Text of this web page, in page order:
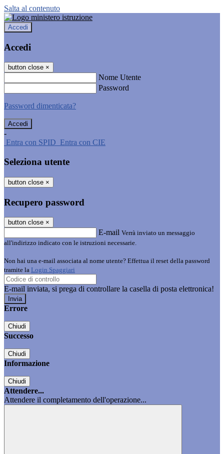
Salta al contenuto
Accedi
Accedi
button close ×
Nome Utente
Password
Password dimenticata?
-
Entra con SPID Entra con CIE
Seleziona utente
button close ×
Recupero password
button close ×
E-mail Verrà inviato un messaggio
all'indirizzo indicato con le istruzioni necessarie.
Non hai una e-mail associata al nome utente? Effettua il reset della password
tramite la Login Spaggiari
E-mail inviata, si prega di controllare la casella di posta elettronica!
Errore
Chiudi
Successo
Chiudi
Informazione
Chiudi
Attendere...
Attendere il completamento dell'operazione...